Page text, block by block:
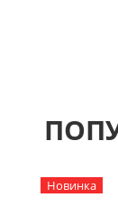
Новинка